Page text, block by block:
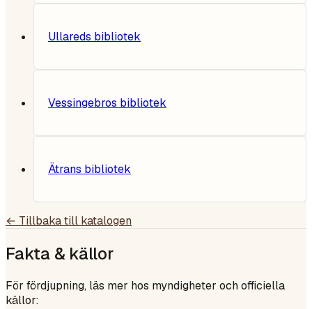
Ullareds bibliotek
Vessingebros bibliotek
Ätrans bibliotek
← Tillbaka till katalogen
Fakta & källor
För fördjupning, läs mer hos myndigheter och officiella
källor: